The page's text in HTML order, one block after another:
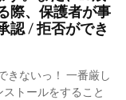
際、保護者が事
認 / 拒否ができ
きないっ！ 一番厳し
トールをすること